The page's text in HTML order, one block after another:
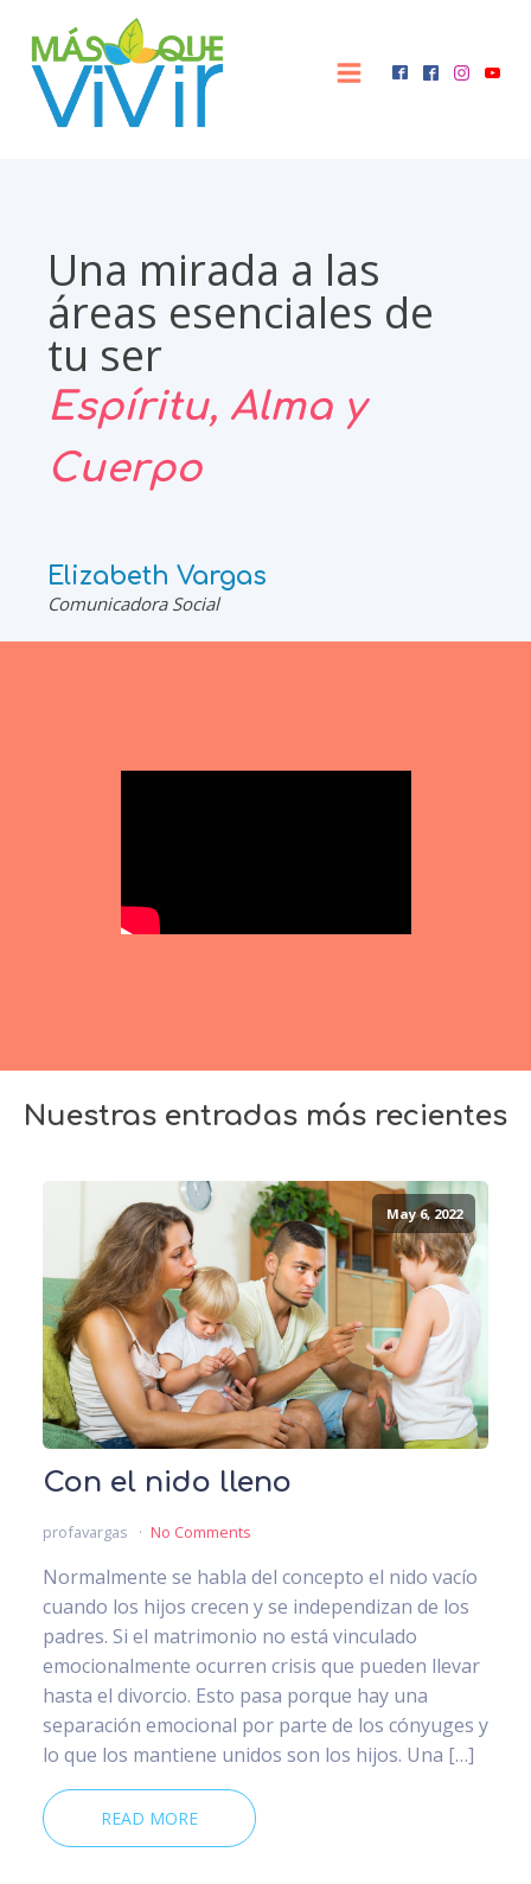
Una mirada a las
áreas esenciales de
tu ser
Espíritu, Alma y
Cuerpo
Elizabeth Vargas
Comunicadora Social
Nuestras entradas más recientes
May 6, 2022
Con el nido lleno
profavargas No Comments
Normalmente se habla del concepto el nido vacío
cuando los hijos crecen y se independizan de los
padres. Si el matrimonio no está vinculado
emocionalmente ocurren crisis que pueden llevar
hasta el divorcio. Esto pasa porque hay una
separación emocional por parte de los cónyuges y
lo que los mantiene unidos son los hijos. Una […]
READ MORE